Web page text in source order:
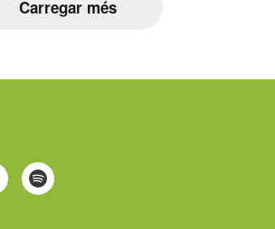
Carregar més